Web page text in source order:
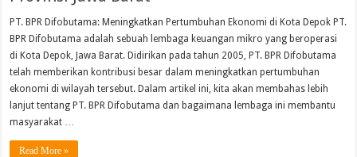
PT. BPR Difobutama: Meningkatkan Pertumbuhan Ekonomi di Kota Depok PT.
BPR Difobutama adalah sebuah lembaga keuangan mikro yang beroperasi
di Kota Depok, Jawa Barat. Didirikan pada tahun 2005, PT. BPR Difobutama
telah memberikan kontribusi besar dalam meningkatkan pertumbuhan
ekonomi di wilayah tersebut. Dalam artikel ini, kita akan membahas lebih
lanjut tentang PT. BPR Difobutama dan bagaimana lembaga ini membantu
masyarakat …
Read More »